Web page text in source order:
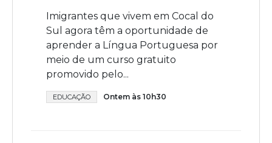
Imigrantes que vivem em Cocal do
Sul agora têm a oportunidade de
aprender a Língua Portuguesa por
meio de um curso gratuito
promovido pelo...
EDUCAÇÃO Ontem às 10h30